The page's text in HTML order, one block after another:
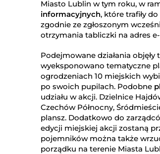
Miasto Lublin w tym roku, w
informacyjnych, które trafiły
zgodnie ze zgłoszonym
otrzymania tabliczki na adres
Podejmowane działania objęły
wyeksponowano tematyczne
ogrodzeniach 10 miejskich
po swoich pupilach. Podobne
udziału w akcji. Dzielnice
Czechów Północny,
plansz. Dodatkowo do
edycji miejskiej akcji zostaną
pojemników można także
porządku na terenie Miasta